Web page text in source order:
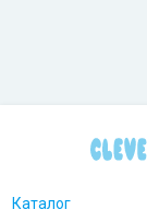
Каталог